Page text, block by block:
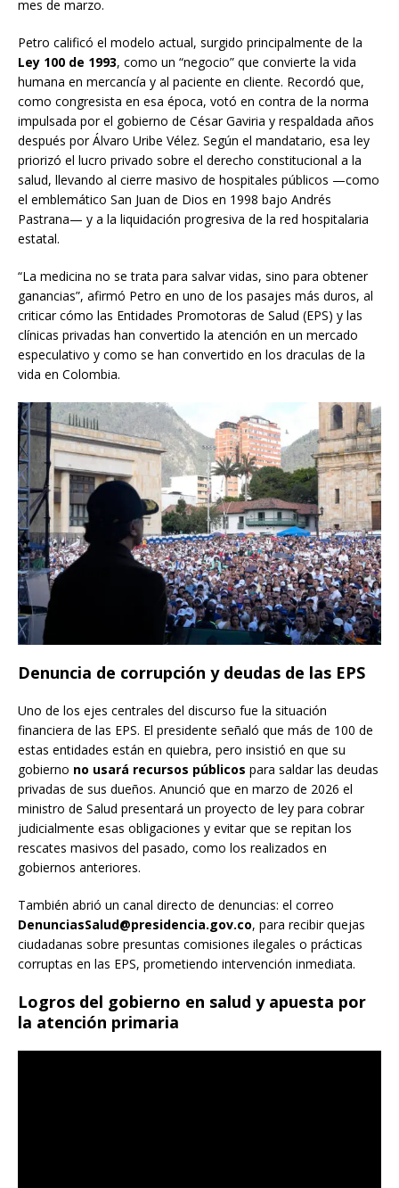
mes de marzo.
Petro calificó el modelo actual, surgido principalmente de la
Ley 100 de 1993, como un “negocio” que convierte la vida
humana en mercancía y al paciente en cliente. Recordó que,
como congresista en esa época, votó en contra de la norma
impulsada por el gobierno de César Gaviria y respaldada años
después por Álvaro Uribe Vélez. Según el mandatario, esa ley
priorizó el lucro privado sobre el derecho constitucional a la
salud, llevando al cierre masivo de hospitales públicos —como
el emblemático San Juan de Dios en 1998 bajo Andrés
Pastrana— y a la liquidación progresiva de la red hospitalaria
estatal.
“La medicina no se trata para salvar vidas, sino para obtener
ganancias”, afirmó Petro en uno de los pasajes más duros, al
criticar cómo las Entidades Promotoras de Salud (EPS) y las
clínicas privadas han convertido la atención en un mercado
especulativo y como se han convertido en los draculas de la
vida en Colombia.
Denuncia de corrupción y deudas de las EPS
Uno de los ejes centrales del discurso fue la situación
financiera de las EPS. El presidente señaló que más de 100 de
estas entidades están en quiebra, pero insistió en que su
gobierno no usará recursos públicos para saldar las deudas
privadas de sus dueños. Anunció que en marzo de 2026 el
ministro de Salud presentará un proyecto de ley para cobrar
judicialmente esas obligaciones y evitar que se repitan los
rescates masivos del pasado, como los realizados en
gobiernos anteriores.
También abrió un canal directo de denuncias: el correo
DenunciasSalud@presidencia.gov.co, para recibir quejas
ciudadanas sobre presuntas comisiones ilegales o prácticas
corruptas en las EPS, prometiendo intervención inmediata.
Logros del gobierno en salud y apuesta por
la atención primaria